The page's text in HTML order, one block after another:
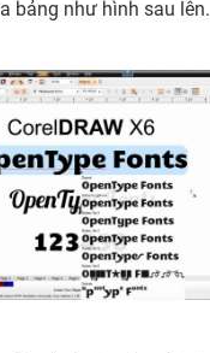
bảng như hình sau lên.